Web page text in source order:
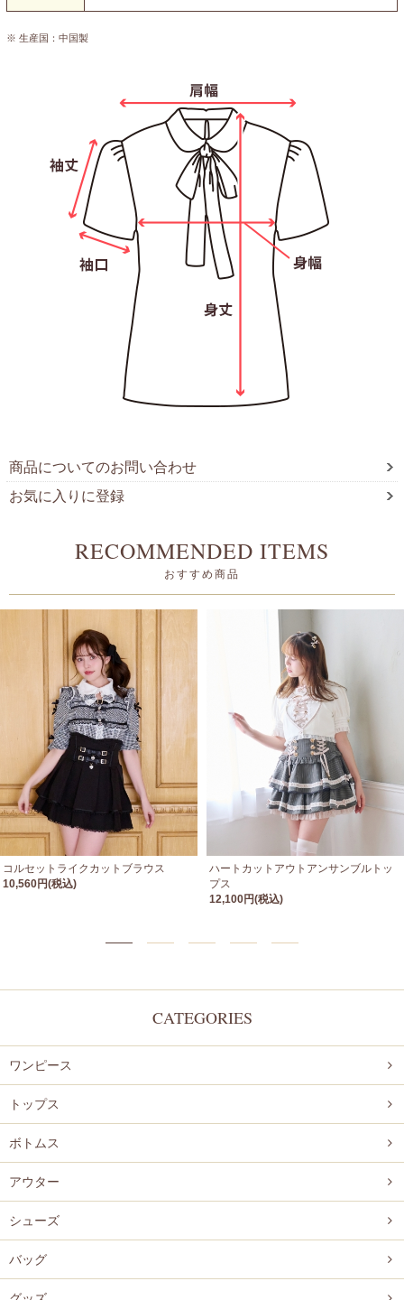
※ 生産国：中国製
商品についてのお問い合わせ
お気に入りに登録
RECOMMENDED ITEMS
おすすめ商品
コルセットライクカットブラウス
10,560円(税込)
ハートカットアウトアンサンブルトッ
プス
12,100円(税込)
CATEGORIES
ワンピース
トップス
ボトムス
アウター
シューズ
バッグ